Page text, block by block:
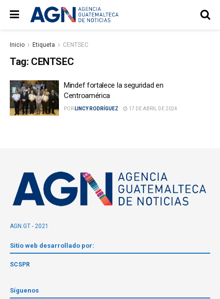
Inicio Etiqueta CENTSEC
Tag: CENTSEC
Mindef fortalece la seguridad en
Centroamérica
POR LINCY RODRÍGUEZ 17 DE ABRIL DE 2024
AGN.GT - 2021
Sitio web desarrollado por:
SCSPR
Síguenos